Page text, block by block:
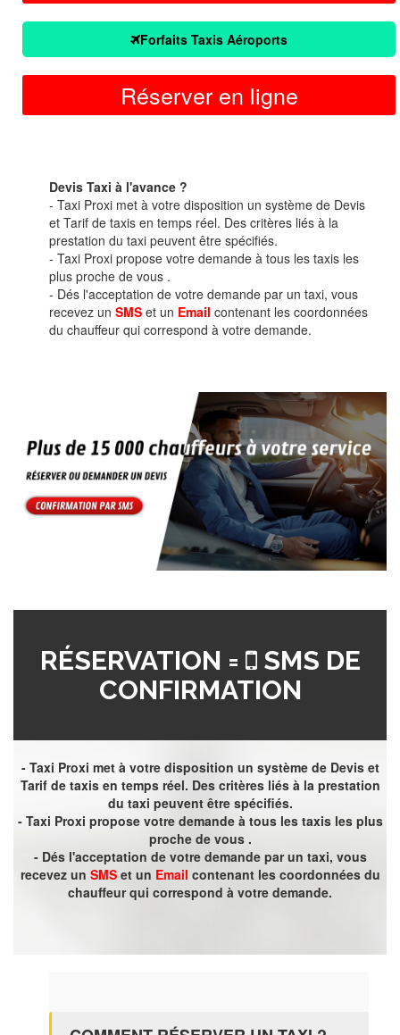
Forfaits Taxis Aéroports
Réserver en ligne
Devis Taxi à l'avance ?
- Taxi Proxi met à votre disposition un système de Devis
et Tarif de taxis en temps réel. Des critères liés à la
prestation du taxi peuvent être spécifiés.
- Taxi Proxi propose votre demande à tous les taxis les
plus proche de vous .
- Dés l'acceptation de votre demande par un taxi, vous
recevez un SMS et un Email contenant les coordonnées
du chauffeur qui correspond à votre demande.
RÉSERVATION =
SMS DE
CONFIRMATION
- Taxi Proxi met à votre disposition un système de Devis et
Tarif de taxis en temps réel. Des critères liés à la prestation
du taxi peuvent être spécifiés.
- Taxi Proxi propose votre demande à tous les taxis les plus
proche de vous .
- Dés l'acceptation de votre demande par un taxi, vous
recevez un SMSet un Email contenant les coordonnées du
chauffeur qui correspond à votre demande.